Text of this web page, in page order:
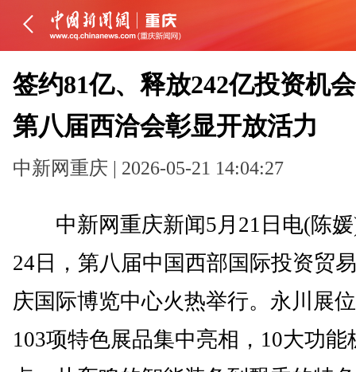
签约81亿、释放242亿投资机
第八届西洽会彰显开放活力
中新网重庆 | 2026-05-21 14:04:27
中新网重庆新闻5月21日电(陈媛
24日，第八届中国西部国际投资贸
庆国际博览中心火热举行。永川展
103项特色展品集中亮相，10大功能